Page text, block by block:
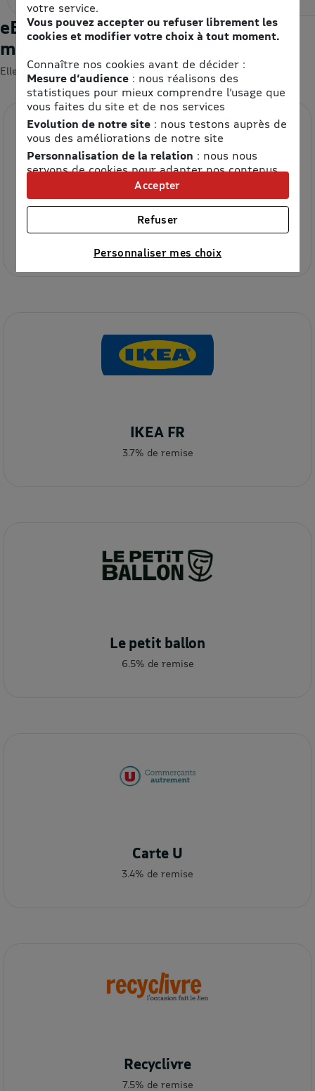
eBons d'achats : les enseignes du
moment
Elles devraient vous intéresser 😍
Etam
IKEA FR
3.7% de remise
Le petit ballon
6.5% de remise
Carte U
3.4% de remise
Recyclivre
7.5% de remise
votre service.
Vous pouvez accepter ou refuser librement les
cookies et modifier votre choix à tout moment.
Connaître nos cookies avant de décider :
Mesure d’audience: nous réalisons des
statistiques pour mieux comprendre l’usage que
vous faites du site et de nos services
Evolution de notre site: nous testons auprès de
vous des améliorations de notre site
Personnalisation de la relation : nous nous
servons de cookies pour adapter nos contenus
et personnaliser nos offres
Univers publicitaire: nous utilisons avec nos
partenaires des cookies pour afficher des
publicités personnalisées
Connaître notre politique cookies et la liste de nos
Personnaliser mes choix
Refuser
Accepter